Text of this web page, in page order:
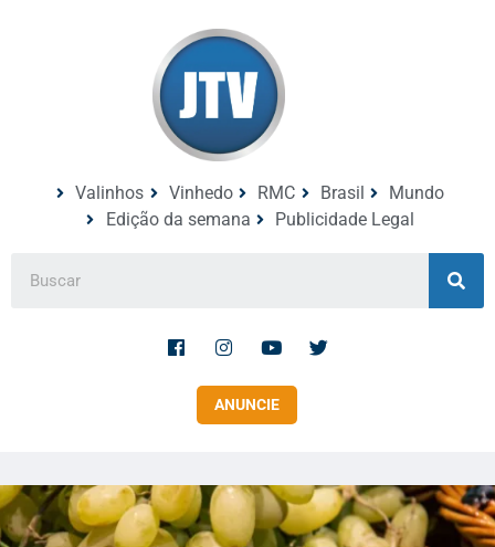
Valinhos Vinhedo RMC Brasil
Mundo
Edição da semana
Publicidade Legal
ANUNCIE